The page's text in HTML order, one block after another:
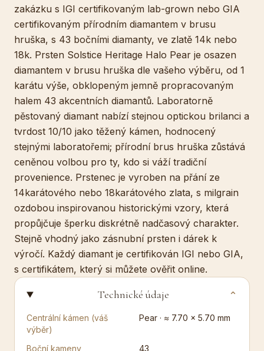
zakázku s IGI certifikovaným lab-grown nebo GIA
certifikovaným přírodním diamantem v brusu
hruška, s 43 bočními diamanty, ve zlatě 14k nebo
18k. Prsten Solstice Heritage Halo Pear je osazen
diamantem v brusu hruška dle vašeho výběru, od 1
karátu výše, obklopeným jemně propracovaným
halem 43 akcentních diamantů. Laboratorně
pěstovaný diamant nabízí stejnou optickou brilanci a
tvrdost 10/10 jako těžený kámen, hodnocený
stejnými laboratořemi; přírodní brus hruška zůstává
ceněnou volbou pro ty, kdo si váží tradiční
provenience. Prstenec je vyroben na přání ze
14karátového nebo 18karátového zlata, s milgrain
ozdobou inspirovanou historickými vzory, která
propůjčuje šperku diskrétně nadčasový charakter.
Stejně vhodný jako zásnubní prsten i dárek k
výročí. Každý diamant je certifikován IGI nebo GIA,
s certifikátem, který si můžete ověřit online.
Technické údaje ⌄
Centrální kámen (váš
výběr)
Pear · ≈ 7.70 × 5.70 mm
Boční kameny 43